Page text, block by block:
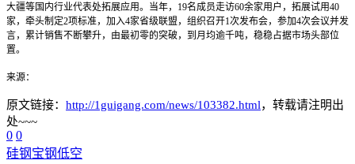
大疆等国内行业代表处拓展应用。当年，19名成员走访60余家用户，拓展试用40
家，牵头制定2项标准，加入4家省级联盟，组织召开1次发布会，参加4次会议并发
言，累计销售不断攀升，由最初零的突破，到月均逾千吨，稳稳占据市场头部位
置。
来源：
原文链接： http://1guigang.com/news/103382.html，转载请注明出
处~~~
0 0
硅钢宝钢低空